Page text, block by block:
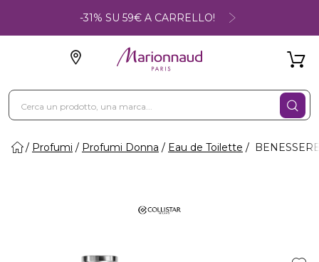
-31% SU 59€ A CARRELLO!
Profumi Profumi Donna Eau de Toilette